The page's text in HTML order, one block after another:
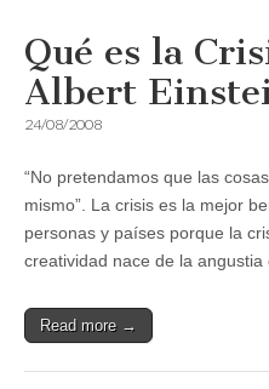
Qué es la
Albert
24/08/2008
“No pretendamos que las
mismo”. La crisis es la mejor
personas y países porque la
creatividad nace de la
Read more →